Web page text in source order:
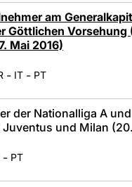
am
Göttlichen Vorsehung
Mai 2016)
- IT - PT
der Nationalliga A
Juventus und Milan
- PT